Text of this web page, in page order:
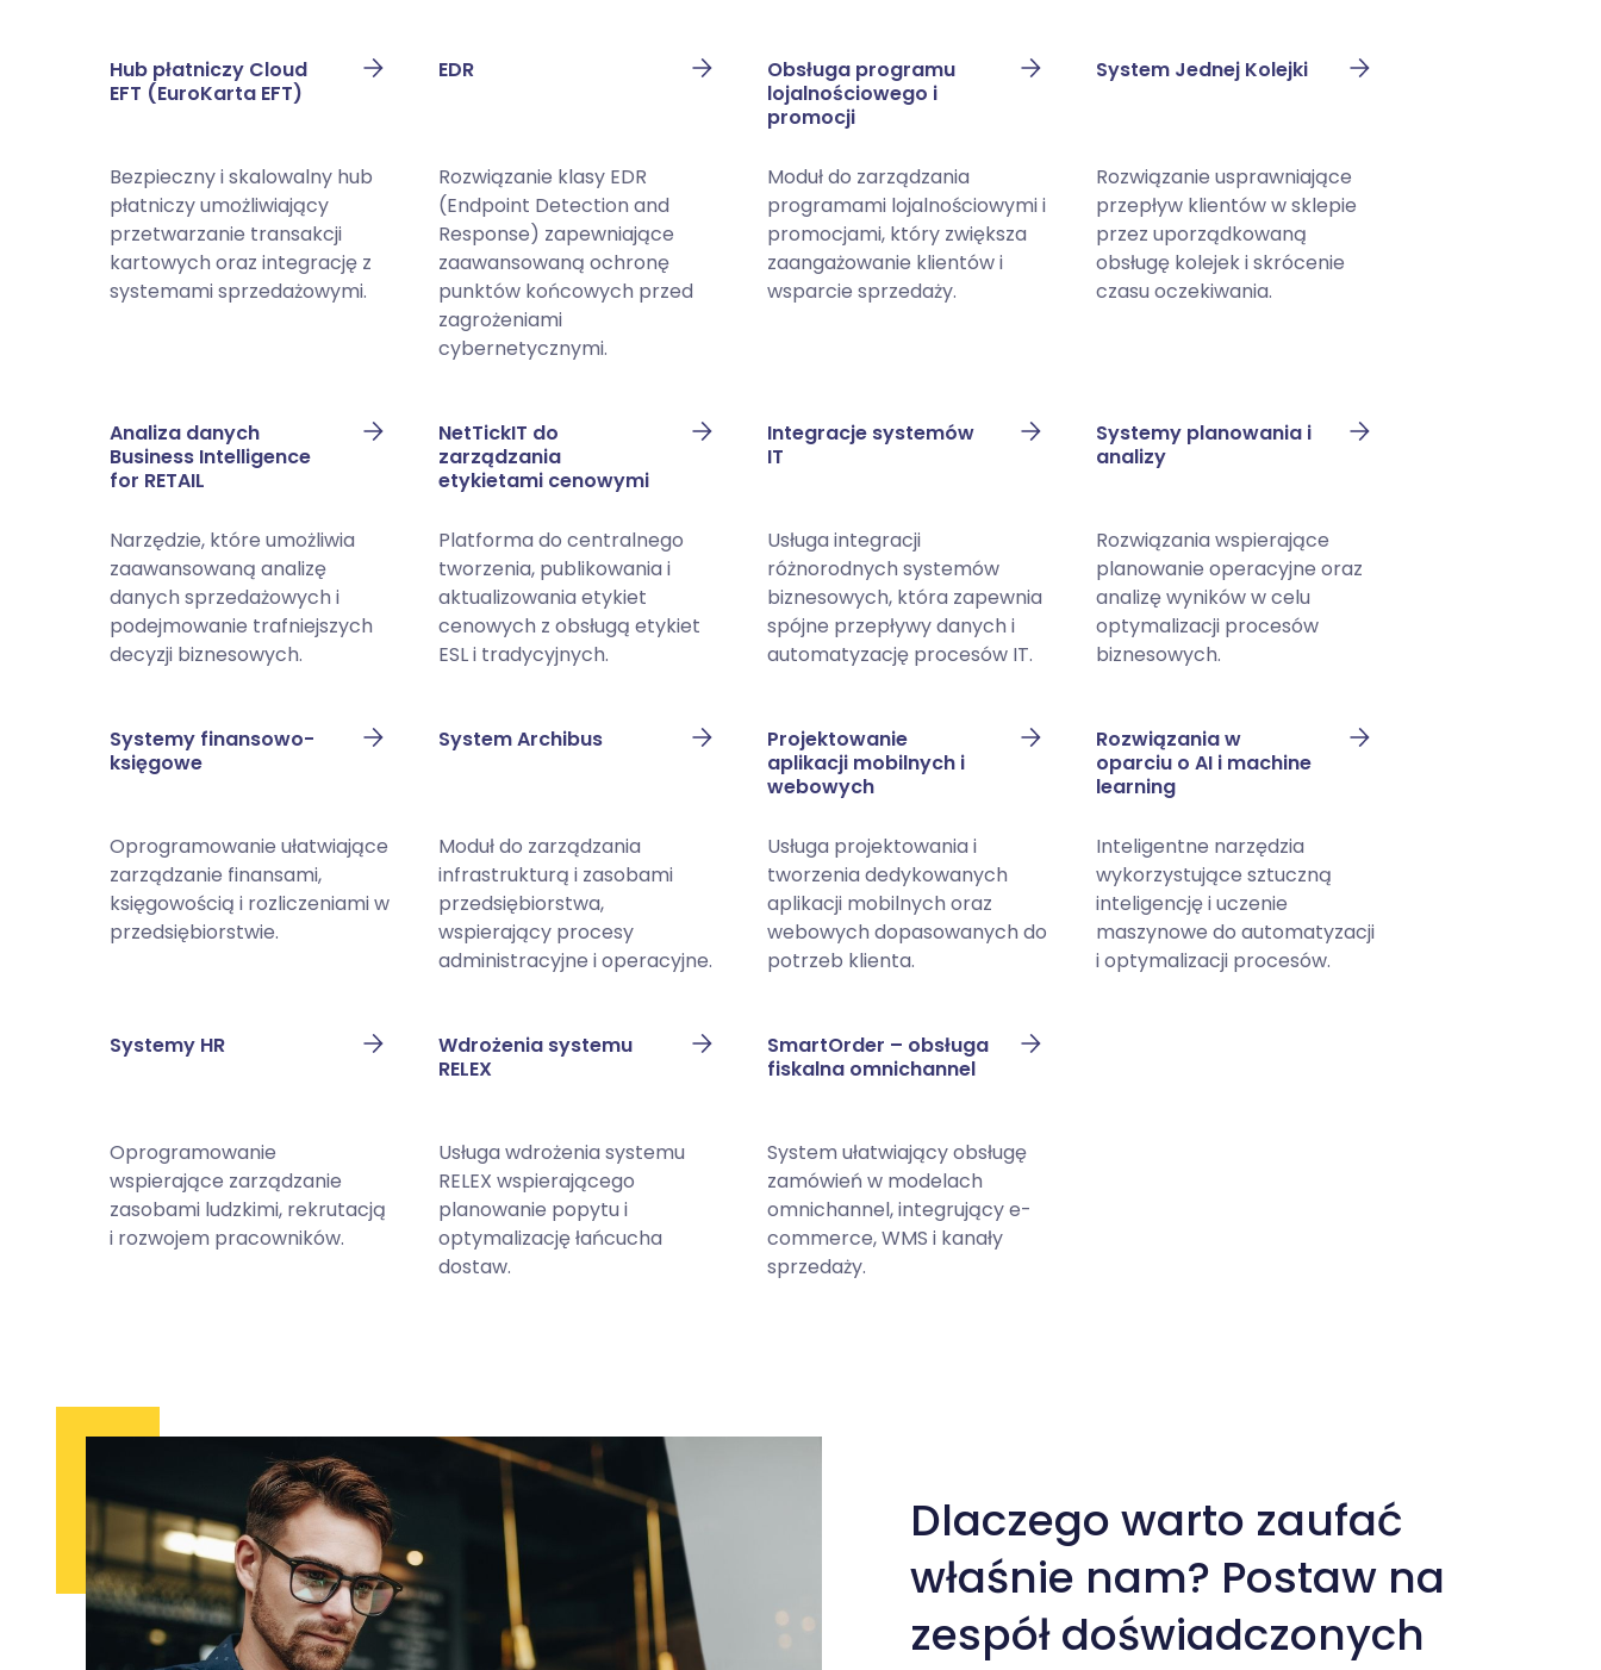
Hub płatniczy Cloud
EFT (EuroKarta EFT)
Bezpieczny i skalowalny hub
płatniczy umożliwiający
przetwarzanie transakcji
kartowych oraz integrację z
systemami sprzedażowymi.
EDR
Rozwiązanie klasy EDR
(Endpoint Detection and
Response) zapewniające
zaawansowaną ochronę
punktów końcowych przed
zagrożeniami
cybernetycznymi.
Obsługa programu
lojalnościowego i
promocji
Moduł do zarządzania
programami lojalnościowymi i
promocjami, który zwiększa
zaangażowanie klientów i
wsparcie sprzedaży.
System Jednej Kolejki
Rozwiązanie usprawniające
przepływ klientów w sklepie
przez uporządkowaną
obsługę kolejek i skrócenie
czasu oczekiwania.
Analiza danych
Business Intelligence
for RETAIL
Narzędzie, które umożliwia
zaawansowaną analizę
danych sprzedażowych i
podejmowanie trafniejszych
decyzji biznesowych.
NetTickIT do
zarządzania
etykietami cenowymi
Platforma do centralnego
tworzenia, publikowania i
aktualizowania etykiet
cenowych z obsługą etykiet
ESL i tradycyjnych.
Integracje systemów
IT
Usługa integracji
różnorodnych systemów
biznesowych, która zapewnia
spójne przepływy danych i
automatyzację procesów IT.
Systemy planowania i
analizy
Rozwiązania wspierające
planowanie operacyjne oraz
analizę wyników w celu
optymalizacji procesów
biznesowych.
Systemy finansowo-
księgowe
Oprogramowanie ułatwiające
zarządzanie finansami,
księgowością i rozliczeniami w
przedsiębiorstwie.
System Archibus
Moduł do zarządzania
infrastrukturą i zasobami
przedsiębiorstwa,
wspierający procesy
administracyjne i operacyjne.
Projektowanie
aplikacji mobilnych i
webowych
Usługa projektowania i
tworzenia dedykowanych
aplikacji mobilnych oraz
webowych dopasowanych do
potrzeb klienta.
Rozwiązania w
oparciu o AI i machine
learning
Inteligentne narzędzia
wykorzystujące sztuczną
inteligencję i uczenie
maszynowe do automatyzacji
i optymalizacji procesów.
Systemy HR
Oprogramowanie
wspierające zarządzanie
zasobami ludzkimi, rekrutacją
i rozwojem pracowników.
Wdrożenia systemu
RELEX
Usługa wdrożenia systemu
RELEX wspierającego
planowanie popytu i
optymalizację łańcucha
dostaw.
SmartOrder – obsługa
fiskalna omnichannel
System ułatwiający obsługę
zamówień w modelach
omnichannel, integrujący e-
commerce, WMS i kanały
sprzedaży.
Dlaczego warto zaufać
właśnie nam? Postaw na
zespół doświadczonych